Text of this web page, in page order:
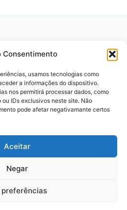
Consentimento
usamos tecnologias como
a informações do dispositivo.
nos permitirá processar dados, como
IDs exclusivos neste site. Não
pode afetar negativamante certos
Aceitar
Negar
preferências
e Passeios | Powered by